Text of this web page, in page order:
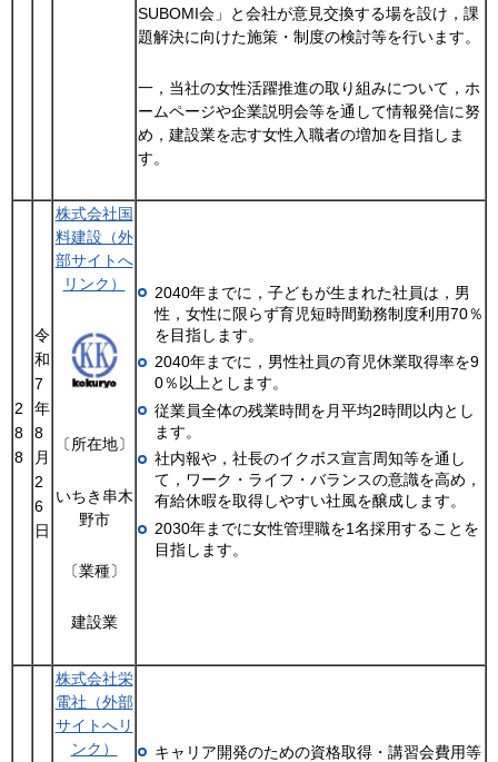
SUBOMI会」と会社が意見交換する場を設け，課
題解決に向けた施策・制度の検討等を行います。
一，当社の女性活躍推進の取り組みについて，ホ
ームページや企業説明会等を通して情報発信に努
め，建設業を志す女性入職者の増加を目指しま
す。
2
8
8
令
和
7
年
8
月
2
6
日
株式会社国
料建設（外
部サイトへ
リンク）
〔所在地〕
いちき串木
野市
〔業種〕
建設業
2040年までに，子どもが生まれた社員は，男
性，女性に限らず育児短時間勤務制度利用70％
を目指します。
2040年までに，男性社員の育児休業取得率を9
0％以上とします。
従業員全体の残業時間を月平均2時間以内とし
ます。
社内報や，社長のイクボス宣言周知等を通し
て，ワーク・ライフ・バランスの意識を高め，
有給休暇を取得しやすい社風を醸成します。
2030年までに女性管理職を1名採用することを
目指します。
株式会社栄
電社（外部
サイトへリ
ンク）
キャリア開発のための資格取得・講習会費用等